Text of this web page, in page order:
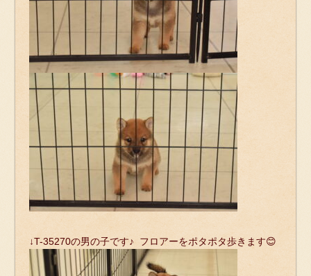
↓T-35270の男の子です♪ フロアーをポタポタ歩きます😊